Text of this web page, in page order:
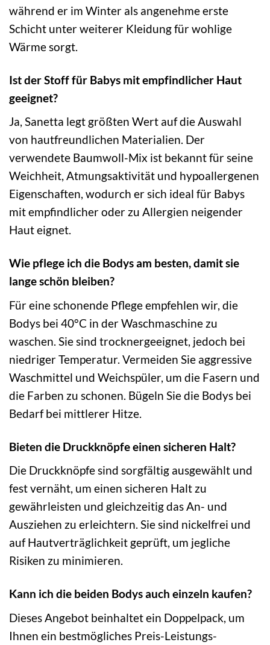
während er im Winter als angenehme erste
Schicht unter weiterer Kleidung für wohlige
Wärme sorgt.
Ist der Stoff für Babys mit empfindlicher Haut
geeignet?
Ja, Sanetta legt größten Wert auf die Auswahl
von hautfreundlichen Materialien. Der
verwendete Baumwoll-Mix ist bekannt für seine
Weichheit, Atmungsaktivität und hypoallergenen
Eigenschaften, wodurch er sich ideal für Babys
mit empfindlicher oder zu Allergien neigender
Haut eignet.
Wie pflege ich die Bodys am besten, damit sie
lange schön bleiben?
Für eine schonende Pflege empfehlen wir, die
Bodys bei 40°C in der Waschmaschine zu
waschen. Sie sind trocknergeeignet, jedoch bei
niedriger Temperatur. Vermeiden Sie aggressive
Waschmittel und Weichspüler, um die Fasern und
die Farben zu schonen. Bügeln Sie die Bodys bei
Bedarf bei mittlerer Hitze.
Bieten die Druckknöpfe einen sicheren Halt?
Die Druckknöpfe sind sorgfältig ausgewählt und
fest vernäht, um einen sicheren Halt zu
gewährleisten und gleichzeitig das An- und
Ausziehen zu erleichtern. Sie sind nickelfrei und
auf Hautverträglichkeit geprüft, um jegliche
Risiken zu minimieren.
Kann ich die beiden Bodys auch einzeln kaufen?
Dieses Angebot beinhaltet ein Doppelpack, um
Ihnen ein bestmögliches Preis-Leistungs-